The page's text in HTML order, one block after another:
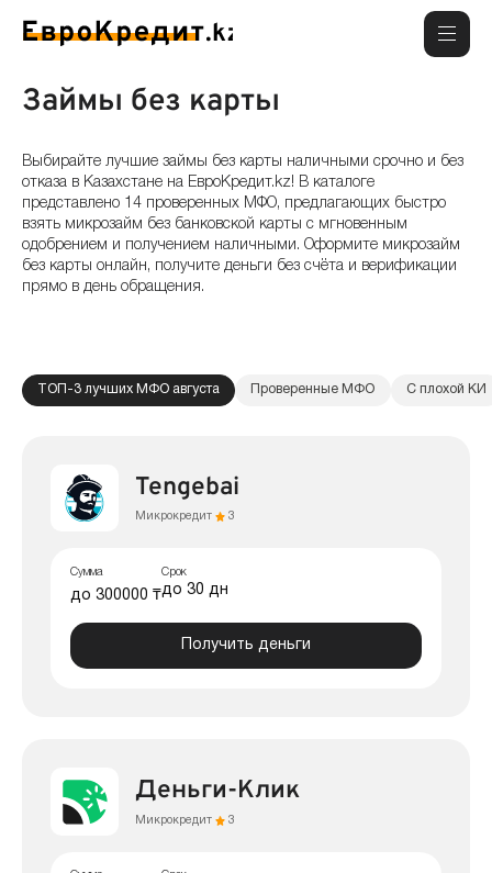
Займы без карты
Выбирайте лучшие займы без карты наличными срочно и без
отказа в Казахстане на ЕвроКредит.kz! В каталоге
представлено 14 проверенных МФО, предлагающих быстро
взять микрозайм без банковской карты с мгновенным
одобрением и получением наличными. Оформите микрозайм
без карты онлайн, получите деньги без счёта и верификации
прямо в день обращения.
ТОП-3 лучших МФО августа Проверенные МФО С плохой КИ
Tengebai
Микрокредит 3
Сумма
до 300000 ₸
Срок
до 30 дн
Получить деньги
Деньги-Клик
Микрокредит 3